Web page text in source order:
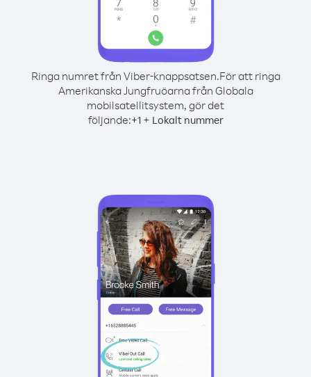
Ringa numret från Viber-knappsatsen.För att ringa
Amerikanska Jungfruöarna från Globala
mobilsatellitsystem, gör det
följande:+1+ Lokalt nummer